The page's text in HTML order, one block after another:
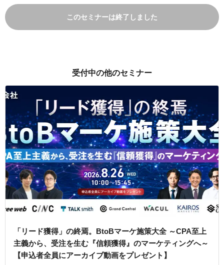
このセミナーは終了しました
受付中の他のセミナー
「リード獲得」の終焉。BtoBマーケ施策大全 ～CPA至上
主義から、受注を生む『信頼獲得』のマーケティングへ～
【申込者全員にアーカイブ動画をプレゼント】